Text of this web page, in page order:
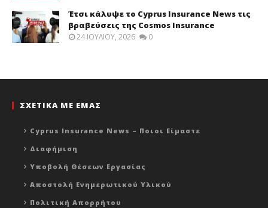
Έτσι κάλυψε το Cyprus Insurance News τις
βραβεύσεις της Cosmos Insurance
24 ΙΟΥΛΊΟΥ, 2026 0
ΣΧΕΤΙΚΑ ΜΕ ΕΜΑΣ
Cyprus Insurance News – Ποιοι Είμαστε
Διαφήμιση
Υποβολή Θέσεων Εργασίας
Αποστολή Ενημερωτικού Υλικού
Πολιτική Απορρήτου